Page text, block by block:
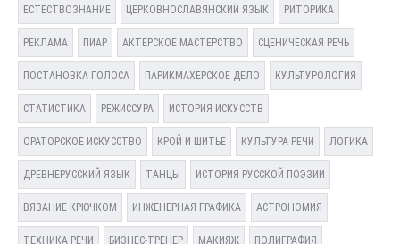
ЕСТЕСТВОЗНАНИЕ ЦЕРКОВНОСЛАВЯНСКИЙ ЯЗЫК РИТОРИКА
РЕКЛАМА ПИАР АКТЕРСКОЕ МАСТЕРСТВО СЦЕНИЧЕСКАЯ РЕЧЬ
ПОСТАНОВКА ГОЛОСА ПАРИКМАХЕРСКОЕ ДЕЛО КУЛЬТУРОЛОГИЯ
СТАТИСТИКА РЕЖИССУРА ИСТОРИЯ ИСКУССТВ
ОРАТОРСКОЕ ИСКУССТВО КРОЙ И ШИТЬЕ КУЛЬТУРА РЕЧИ ЛОГИКА
ДРЕВНЕРУССКИЙ ЯЗЫК ТАНЦЫ ИСТОРИЯ РУССКОЙ ПОЭЗИИ
ВЯЗАНИЕ КРЮЧКОМ ИНЖЕНЕРНАЯ ГРАФИКА АСТРОНОМИЯ
ТЕХНИКА РЕЧИ БИЗНЕС-ТРЕНЕР МАКИЯЖ ПОЛИГРАФИЯ